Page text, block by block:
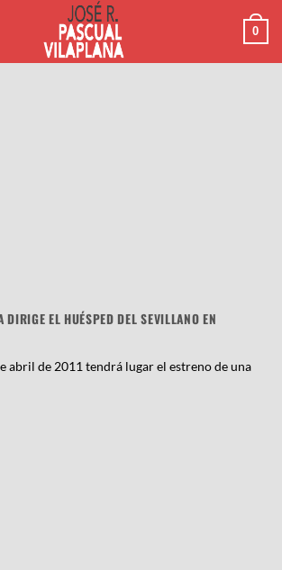
0
EL HUÉSPED DEL SEVILLANO EN
abril de 2011 tendrá lugar el estreno de una